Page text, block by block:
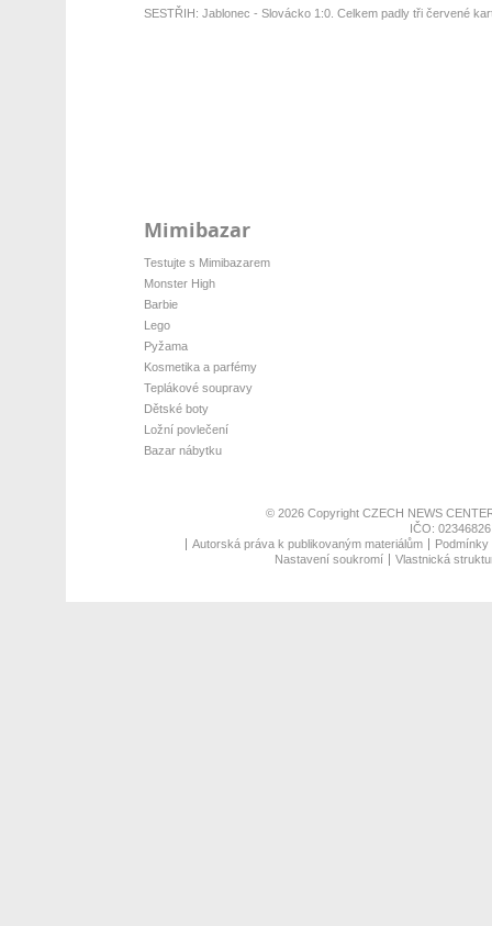
SESTŘIH: Jablonec - Slovácko 1:0. Celkem padly tři červené
Mimibazar
Testujte s Mimibazarem
Monster High
Barbie
Lego
Pyžama
Kosmetika a parfémy
Teplákové soupravy
Dětské boty
Ložní povlečení
Bazar nábytku
© 2026 Copyright CZECH NEWS
IČO:
Autorská práva k publikovaným materiálům
Nastavení soukromí
Vlastnická